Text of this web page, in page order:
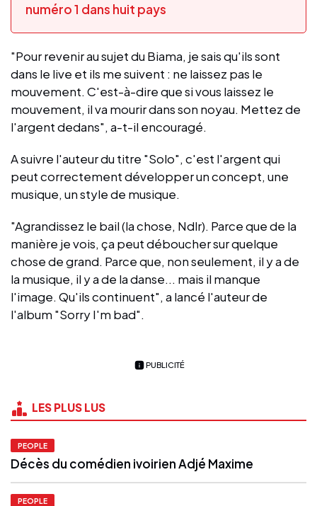
numéro 1 dans huit pays
"Pour revenir au sujet du Biama, je sais qu'ils sont
dans le live et ils me suivent : ne laissez pas le
mouvement. C'est-à-dire que si vous laissez le
mouvement, il va mourir dans son noyau. Mettez de
l'argent dedans", a-t-il encouragé.
A suivre l'auteur du titre "Solo", c'est l'argent qui
peut correctement développer un concept, une
musique, un style de musique.
"Agrandissez le bail (la chose, Ndlr). Parce que de la
manière je vois, ça peut déboucher sur quelque
chose de grand. Parce que, non seulement, il y a de
la musique, il y a de la danse... mais il manque
l'image. Qu'ils continuent", a lancé l'auteur de
l'album "Sorry I'm bad".
PUBLICITÉ
LES PLUS LUS
PEOPLE
Décès du comédien ivoirien Adjé Maxime
PEOPLE